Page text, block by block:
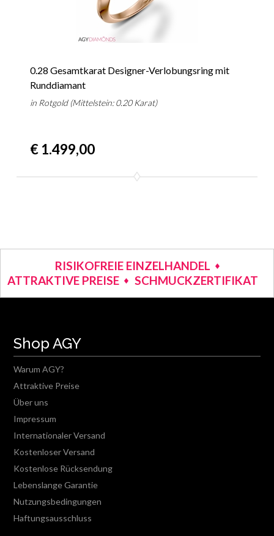
0.28 Gesamtkarat Designer-Verlobungsring mit
Runddiamant
in Rotgold (Mittelstein: 0.20 Karat)
€ 1.499,00
RISIKOFREIE EINZELHANDEL
ATTRAKTIVE PREISE
SCHMUCKZERTIFIKAT
Shop AGY
Warum AGY?
Attraktive Preise
Über uns
Impressum
Internationaler Versand
Kostenloser Versand
Kostenlose Rücksendung
Lebenslange Garantie
Nutzungsbedingungen
Haftungsausschluss